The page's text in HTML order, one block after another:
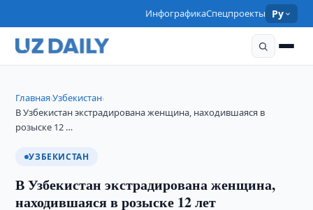
ИнфографикаСпецпроекты Ру
Главная›Узбекистан›
В Узбекистан экстрадирована женщина, находившаяся в
розыске 12 …
УЗБЕКИСТАН
В Узбекистан экстрадирована женщина,
находившаяся в розыске 12 лет